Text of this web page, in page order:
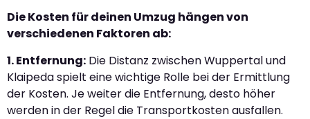
Die Kosten für deinen Umzug hängen von
verschiedenen Faktoren ab:
1. Entfernung: Die Distanz zwischen Wuppertal und
Klaipeda spielt eine wichtige Rolle bei der Ermittlung
der Kosten. Je weiter die Entfernung, desto höher
werden in der Regel die Transportkosten ausfallen.